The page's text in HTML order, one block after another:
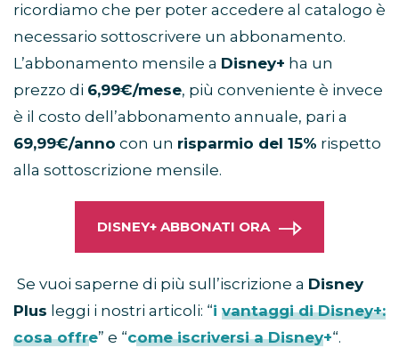
ricordiamo che per poter accedere al catalogo è
necessario sottoscrivere un abbonamento.
L’abbonamento mensile a Disney+ ha un
prezzo di 6,99€/mese, più conveniente è invece
è il costo dell’abbonamento annuale, pari a
69,99€/anno con un risparmio del 15% rispetto
alla sottoscrizione mensile.
DISNEY+ ABBONATI ORA
Se vuoi saperne di più sull’iscrizione a Disney
Plus leggi i nostri articoli: “i vantaggi di Disney+:
cosa offre” e “come iscriversi a Disney+“.